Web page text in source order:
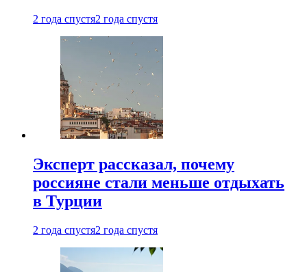
2 года спустя2 года спустя
Эксперт рассказал, почему
россияне стали меньше отдыхать
в Турции
2 года спустя2 года спустя